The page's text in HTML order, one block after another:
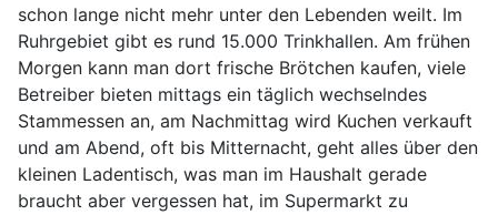
schon lange nicht mehr unter den Lebenden weilt. Im
Ruhrgebiet gibt es rund 15.000 Trinkhallen. Am frühen
Morgen kann man dort frische Brötchen kaufen, viele
Betreiber bieten mittags ein täglich wechselndes
Stammessen an, am Nachmittag wird Kuchen verkauft
und am Abend, oft bis Mitternacht, geht alles über den
kleinen Ladentisch, was man im Haushalt gerade
braucht aber vergessen hat, im Supermarkt zu